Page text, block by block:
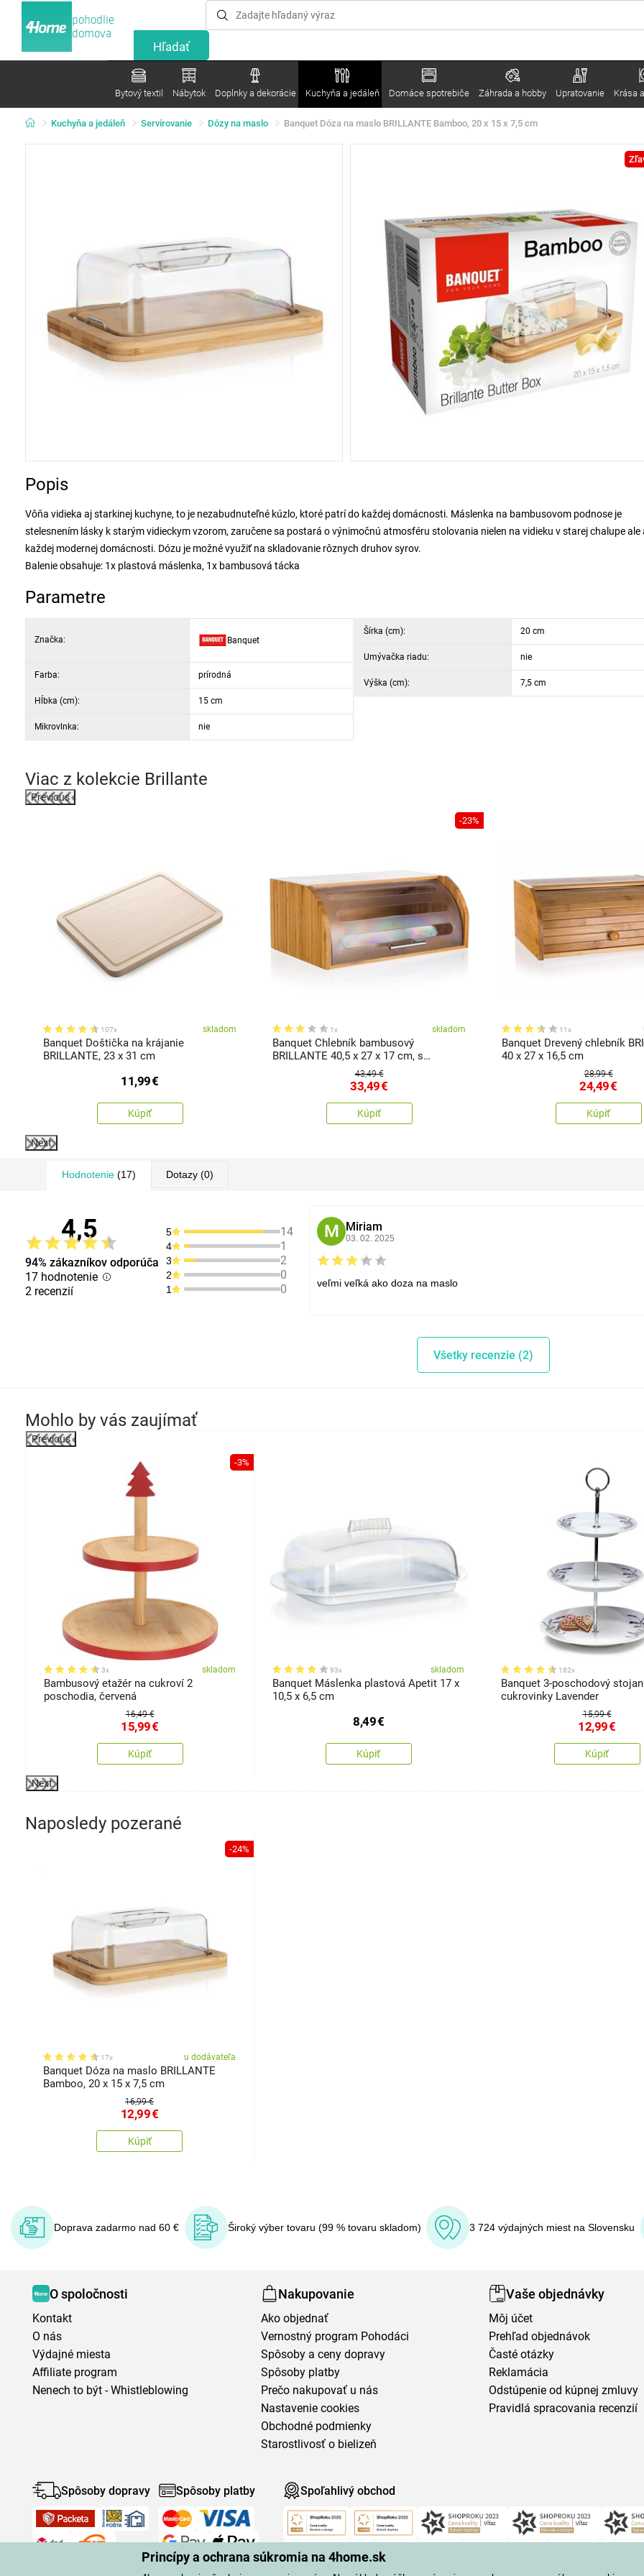
Princípy a ochrana súkromia na 4home.sk
pohodlie
domova
Bytový textil Nábytok Doplnky a dekorácie Kuchyňa a jedáleň Domáce spotrebiče Záhrada a hobby Upratovanie Krása
Kuchyňa a jedáleň Servírovanie Dózy na maslo Banquet Dóza na maslo BRILLANTE Bamboo, 20 x 15 x 7,5 cm
Popis
Vôňa vidieka aj starkinej kuchyne, to je nezabudnuteľné kúzlo, ktoré patrí do každej domácnosti. Máslenka na bambusovom podnose je
stelesnením lásky k starým vidieckym vzorom, zaručene sa postará o výnimočnú atmosféru stolovania nielen na vidieku v starej chalupe ale
každej modernej domácnosti. Dózu je možné využiť na skladovanie rôznych druhov syrov.
Balenie obsahuje: 1x plastová máslenka, 1x bambusová tácka
Parametre
Značka: Banquet
Farba: prírodná
Hĺbka (cm): 15 cm
Mikrovlnka: nie
Šírka (cm): 20 cm
Umývačka riadu: nie
Výška (cm): 7,5 cm
Viac z kolekcie Brillante
Previous
107x skladom
Banquet Doštička na krájanie
BRILLANTE, 23 x 31 cm
11,99€
Kúpiť
-23%
1x skladom
Banquet Chlebník bambusový
BRILLANTE 40,5 x 27 x 17 cm, s
plastovým vekom43,49 €
33,49€
Kúpiť
11x
Banquet Drevený chlebník
40 x 27 x 16,5 cm
28,99 €
24,49€
Kúpiť
Next
Hodnotenie (17) Dotazy (0)
4,5
94% zákazníkov odporúča
17 hodnotenie
2 recenzií
5 14
4 1
3 2
2 0
1 0
M Miriam
03. 02. 2025
veľmi veľká ako doza na maslo
Všetky recenzie (2)
Mohlo by vás zaujímať
Previous
-3%
3x skladom
Bambusový etažér na cukroví 2
poschodia, červená
16,49 €
15,99€
Kúpiť
93x skladom
Banquet Máslenka plastová Apetit 17 x
10,5 x 6,5 cm
8,49€
Kúpiť
182x
Banquet 3-poschodový
cukrovinky Lavender
15,99 €
12,99€
Kúpiť
Next
Naposledy pozerané
-24%
17x u dodávateľa
Banquet Dóza na maslo BRILLANTE
Bamboo, 20 x 15 x 7,5 cm
16,99 €
12,99€
Kúpiť
Doprava zadarmo nad 60 € Široký výber tovaru (99 % tovaru skladom) 3 724 výdajných miest na Slovensku
O spoločnosti
Kontakt
O nás
Výdajné miesta
Affiliate program
Nenech to být - Whistleblowing
Nakupovanie
Ako objednať
Vernostný program Pohodáci
Spôsoby a ceny dopravy
Spôsoby platby
Prečo nakupovať u nás
Nastavenie cookies
Obchodné podmienky
Starostlivosť o bielizeň
Vaše objednávky
Môj účet
Prehľad objednávok
Časté otázky
Reklamácia
Odstúpenie od kúpnej zmluvy
Pravidlá spracovania recenzií
Spôsoby dopravy Spôsoby platby Spoľahlivý obchod